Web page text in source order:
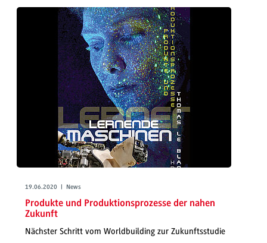
19.06.2020 | News
Produkte und Produktionsprozesse der nahen
Zukunft
Nächster Schritt vom Worldbuilding zur Zukunftsstudie